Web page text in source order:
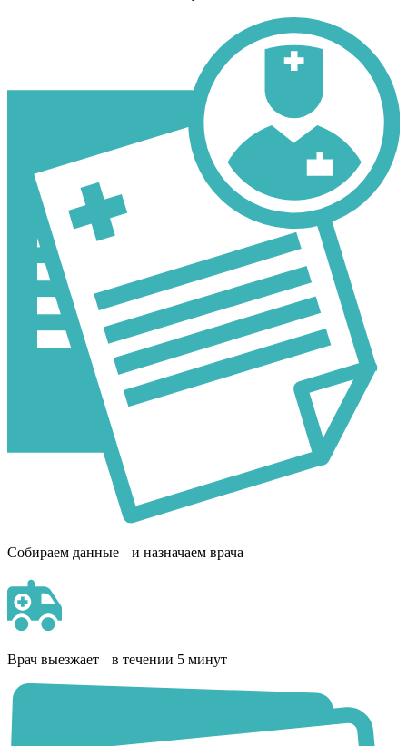
Собираем данные и назначаем врача
Врач выезжает в течении 5 минут